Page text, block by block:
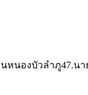
หนองบัวลำภู47.นา